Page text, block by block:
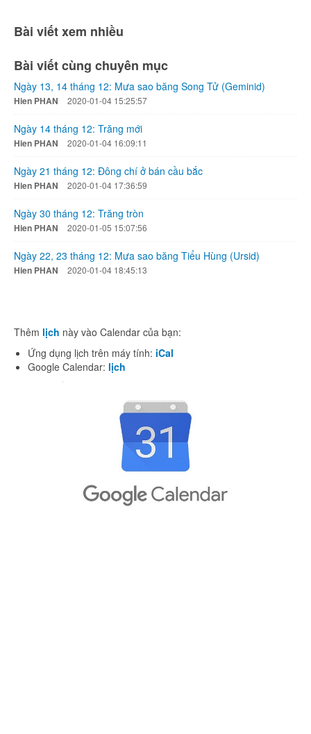
Bài viết xem nhiều
Bài viết cùng chuyên mục
Ngày 13, 14 tháng 12: Mưa sao băng Song Tử (Geminid)
Hien PHAN 2020-01-04 15:25:57
Ngày 14 tháng 12: Trăng mới
Hien PHAN 2020-01-04 16:09:11
Ngày 21 tháng 12: Đông chí ở bán cầu bắc
Hien PHAN 2020-01-04 17:36:59
Ngày 30 tháng 12: Trăng tròn
Hien PHAN 2020-01-05 15:07:56
Ngày 22, 23 tháng 12: Mưa sao băng Tiểu Hùng (Ursid)
Hien PHAN 2020-01-04 18:45:13
Thêm lịch này vào Calendar của bạn:
Ứng dụng lịch trên máy tính: iCal
Google Calendar: lịch